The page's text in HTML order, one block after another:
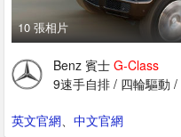
10 張相片
Benz 賓士 G-Class
9速手自排 / 四輪驅動
英文官網 中文官網